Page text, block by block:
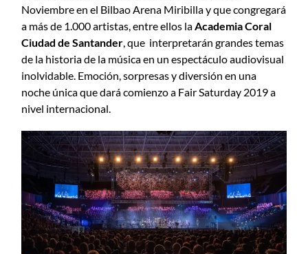
Noviembre en el Bilbao Arena Miribilla y que congregará
a más de 1.000 artistas, entre ellos laAcademia Coral
Ciudad de Santander, que interpretarán grandes temas
de la historia de la música en unespectáculo audiovisual
inolvidable. Emoción, sorpresas y diversiónen una
noche única que dará comienzo a Fair Saturday 2019 a
nivel internacional.